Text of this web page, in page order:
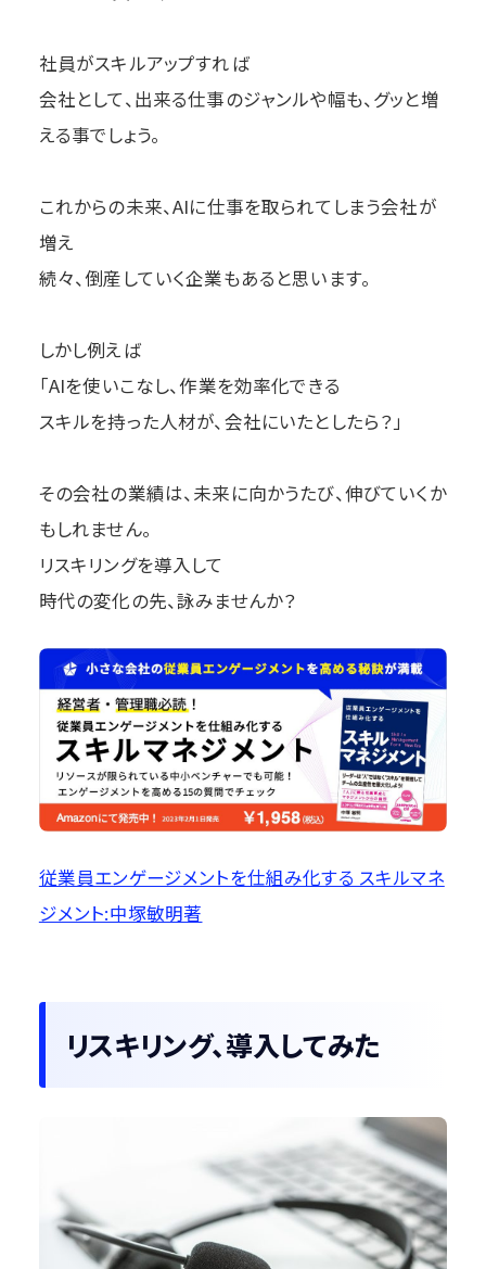
社員がスキルアップすれば
会社として、出来る仕事のジャンルや幅も、グッと増
える事でしょう。
これからの未来、AIに仕事を取られてしまう会社が
増え
続々、倒産していく企業もあると思います。
しかし例えば
「AIを使いこなし、作業を効率化できる
スキルを持った人材が、会社にいたとしたら？」
その会社の業績は、未来に向かうたび、伸びていくか
もしれません。
リスキリングを導入して
時代の変化の先、詠みませんか？
従業員エンゲージメントを仕組み化する スキルマネ
ジメント:中塚敏明著
リスキリング、導入してみた